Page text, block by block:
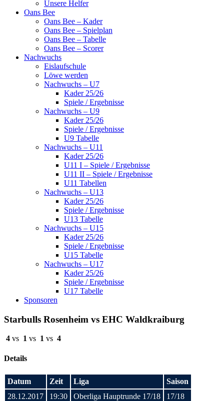
Unsere Helfer
Oans Bee
Oans Bee – Kader
Oans Bee – Spielplan
Oans Bee – Tabelle
Oans Bee – Scorer
Nachwuchs
Eislaufschule
Löwe werden
Nachwuchs – U7
Kader 25/26
Spiele / Ergebnisse
Nachwuchs – U9
Kader 25/26
Spiele / Ergebnisse
U9 Tabelle
Nachwuchs – U11
Kader 25/26
U11 I – Spiele / Ergebnisse
U11 II – Spiele / Ergebnisse
U11 Tabellen
Nachwuchs – U13
Kader 25/26
Spiele / Ergebnisse
U13 Tabelle
Nachwuchs – U15
Kader 25/26
Spiele / Ergebnisse
U15 Tabelle
Nachwuchs – U17
Kader 25/26
Spiele / Ergebnisse
U17 Tabelle
Sponsoren
Starbulls Rosenheim vs EHC Waldkraiburg
4 vs 1 vs 1 vs 4
Details
Datum Zeit Liga
Saison
28.12.2017
19:30 Oberliga Hauptrunde 17/18 17/18